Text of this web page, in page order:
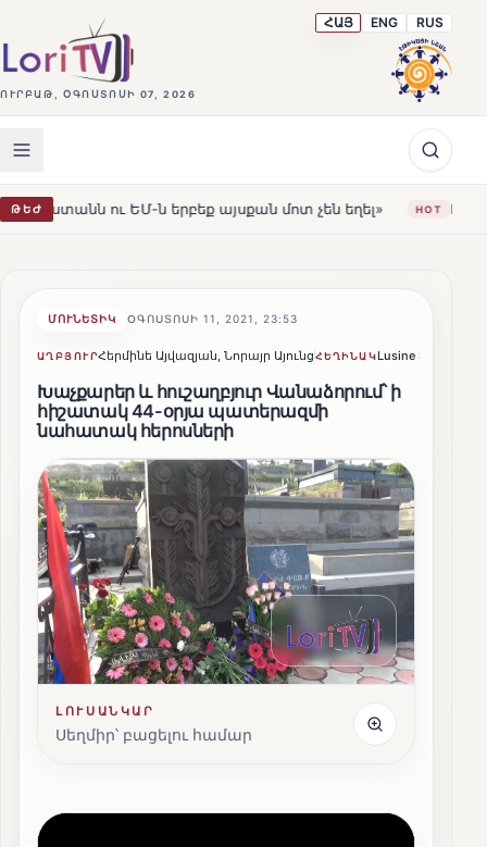
ՈՒՐԲԱԹ, ՕԳՈՍՏՈՍԻ 07, 2026
ՀԱՅ ENG RUS
ԹԵԺ
ն երբեք այսքան մոտ չեն եղել» HOT Լեռնահովիտի
ՄՈՒՆԵՏԻԿ ՕԳՈՍՏՈՍԻ 11, 2021, 23:53
ԱՂԲՅՈՒՐՀերմինե Այվազյան, Նորայր ԱյունցՀԵՂԻՆԱԿLusine Sargsyan
Խաչքարեր և հուշաղբյուր Վանաձորում՝ ի
հիշատակ 44-օրյա պատերազմի
նահատակ հերոսների
ԼՈՒՍԱՆԿԱՐ
Սեղմիր՝ բացելու համար